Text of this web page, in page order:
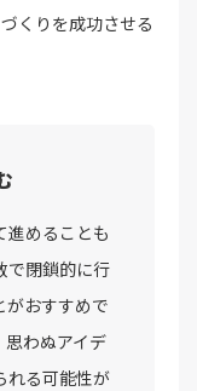
くりを成功させる
進めることも
で閉鎖的に行
がおすすめで
わぬアイデ
れる可能性が